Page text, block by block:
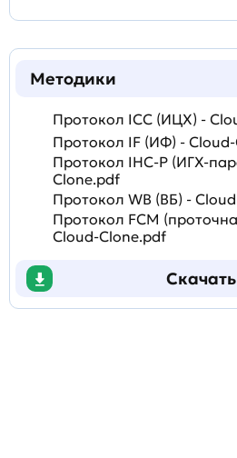
Методики
Протокол ICC (ИЦХ) -
Протокол IF (ИФ) -
Протокол IHC-P (ИГХ-
Clone.pdf
Протокол WB (ВБ) -
Протокол FCM
Cloud-Clone.pdf